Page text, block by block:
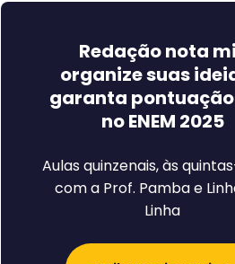
Redação nota
organize suas
garanta
no ENEM 2025
Aulas quinzenais, às
com a Prof. Pamba e
Linha